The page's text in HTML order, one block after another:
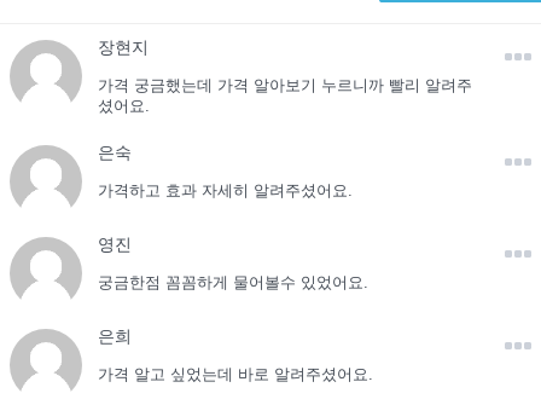
장현지
가격 궁금했는데 가격 알아보기 누르니까 빨리 알려주
셨어요.
은숙
가격하고 효과 자세히 알려주셨어요.
영진
궁금한점 꼼꼼하게 물어볼수 있었어요.
은희
가격 알고 싶었는데 바로 알려주셨어요.